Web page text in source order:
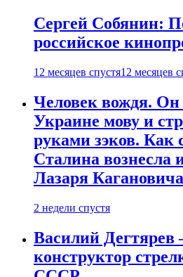
Сергей Собянин:
российское
12 месяцев спустя12 месяцев
Человек вождя.
Украине мову и
руками зэков. Как
Сталина вознесла
Лазаря Кагановича
2 недели спустя
Василий
конструктор